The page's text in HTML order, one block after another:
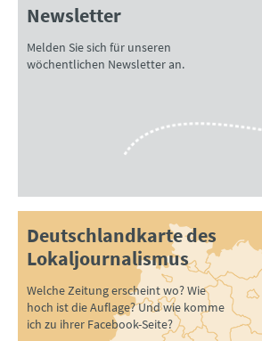
Newsletter
Melden Sie sich für unseren
wöchentlichen Newsletter an.
Deutschlandkarte des
Lokaljournalismus
Welche Zeitung erscheint wo? Wie
hoch ist die Auflage? Und wie komme
ich zu ihrer Facebook-Seite?